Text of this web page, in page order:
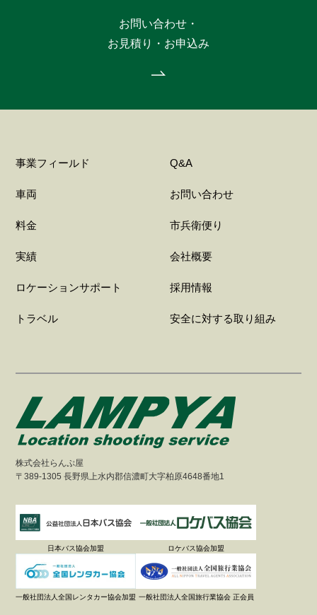
お問い合わせ・
お見積り・お申込み
事業フィールド
車両
料金
実績
ロケーションサポート
トラベル
Q&A
お問い合わせ
市兵衛便り
会社概要
採用情報
安全に対する取り組み
株式会社らんぷ屋
〒389-1305 長野県上水内郡信濃町大字柏原4648番地1
日本バス協会加盟 ロケバス協会加盟
一般社団法人全国レンタカー協会加盟 一般社団法人全国旅行業協会 正会員